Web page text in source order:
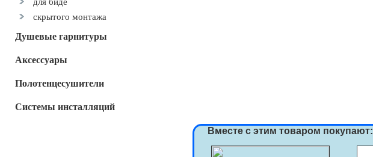
скрытого монтажа
Душевые гарнитуры
Аксессуары
Полотенцесушители
Системы инсталляций
Вместе с этим товаром покупают: